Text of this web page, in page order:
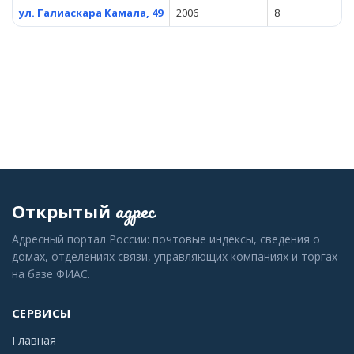
ул. Галиаскара Камала, 49 2006 8
Открытый адрес
Адресный портал России: почтовые индексы, сведения о
домах, отделениях связи, управляющих компаниях и торгах
на базе ФИАС.
СЕРВИСЫ
Главная